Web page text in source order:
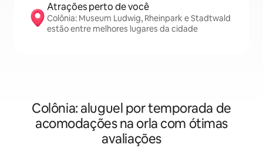
Atrações perto de você
Colônia: Museum Ludwig, Rheinpark e Stadtwald
estão entre melhores lugares da cidade
Colônia: aluguel por temporada de
acomodações na orla com ótimas
avaliações